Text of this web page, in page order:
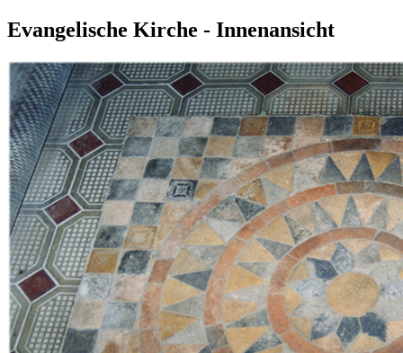
Evangelische Kirche - Innenansicht